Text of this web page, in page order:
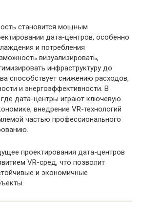
становится мощным
дата-центров, особенно
и потребления
визуализировать,
инфраструктуру до
способствует снижению расходов,
и энергоэффективности. В
дата-центры играют ключевую
внедрение VR-технологий
частью профессионального
проектирования дата-центров
VR-сред, что позволит
и экономичные